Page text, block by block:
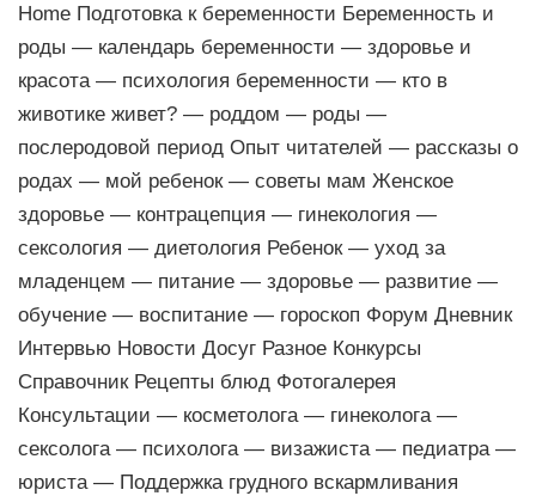
Home Подготовка к беременности Беременность и
роды — календарь беременности — здоровье и
красота — психология беременности — кто в
животике живет? — роддом — роды —
послеродовой период Опыт читателей — рассказы о
родах — мой ребенок — советы мам Женское
здоровье — контрацепция — гинекология —
сексология — диетология Ребенок — уход за
младенцем — питание — здоровье — развитие —
обучение — воспитание — гороскоп Форум Дневник
Интервью Новости Досуг Разное Конкурсы
Справочник Рецепты блюд Фотогалерея
Консультации — косметолога — гинеколога —
сексолога — психолога — визажиста — педиатра —
юриста — Поддержка грудного вскармливания